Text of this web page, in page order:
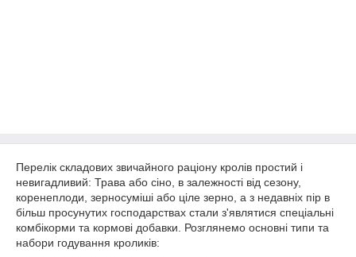
Перелік складових звичайного раціону кролів простий і
невигадливий: Трава або сіно, в залежності від сезону,
коренеплоди, зерносуміші або ціле зерно, а з недавніх пір в
більш просунутих господарствах стали з'являтися спеціальні
комбікорми та кормові добавки. Розглянемо основні типи та
набори годування кроликів: